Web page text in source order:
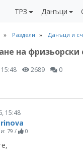
ТРЗ Данъци
Раздели Данъци и
на фризьорски
2689 0
15:48
79 / 0